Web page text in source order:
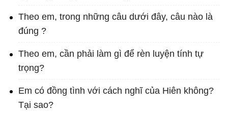
Theo em, trong những câu dưới đây, câu nào là
đúng ?
Theo em, cần phải làm gì để rèn luyện tính tự
trọng?
Em có đồng tình với cách nghĩ của Hiên không?
Tại sao?